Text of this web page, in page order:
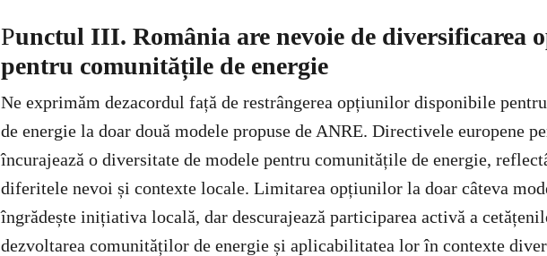
Punctul III. România are nevoie de diversificarea
pentru comunitățile de energie
Ne exprimăm dezacordul față de restrângerea opțiunilor disponibile
de energie la doar două modele propuse de ANRE. Directivele europene
încurajează o diversitate de modele pentru comunitățile de energie,
diferitele nevoi și contexte locale. Limitarea opțiunilor la doar câteva
îngrădește inițiativa locală, dar descurajează participarea activă a
dezvoltarea comunităților de energie și aplicabilitatea lor în contexte